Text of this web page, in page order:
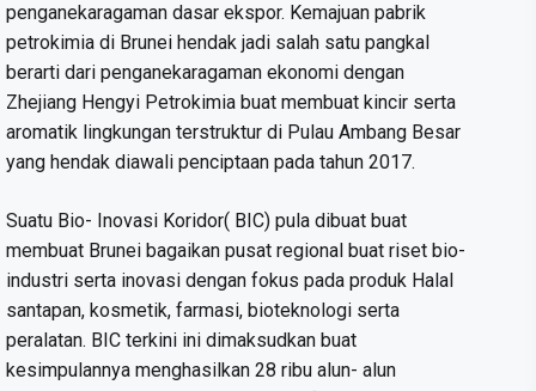
penganekaragaman dasar ekspor. Kemajuan pabrik
petrokimia di Brunei hendak jadi salah satu pangkal
berarti dari penganekaragaman ekonomi dengan
Zhejiang Hengyi Petrokimia buat membuat kincir serta
aromatik lingkungan terstruktur di Pulau Ambang Besar
yang hendak diawali penciptaan pada tahun 2017.
Suatu Bio- Inovasi Koridor( BIC) pula dibuat buat
membuat Brunei bagaikan pusat regional buat riset bio-
industri serta inovasi dengan fokus pada produk Halal
santapan, kosmetik, farmasi, bioteknologi serta
peralatan. BIC terkini ini dimaksudkan buat
kesimpulannya menghasilkan 28 ribu alun- alun